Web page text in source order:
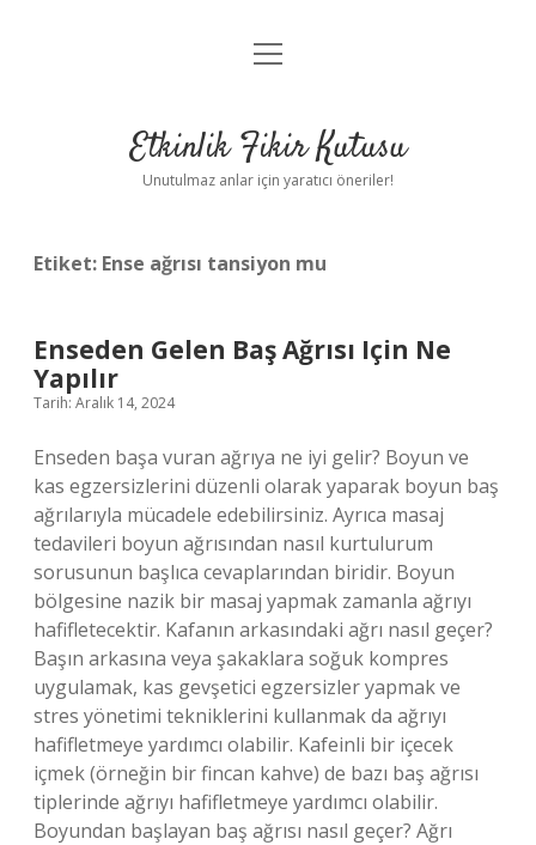
Anasayfa
Yasal Uyarı
menüyü
Etkinlik Fikir Kutusu
Unutulmaz anlar için yaratıcı öneriler!
Etiket: Ense ağrısı tansiyon mu
Enseden Gelen Baş Ağrısı Için Ne
Yapılır
Tarih: Aralık 14, 2024
Enseden başa vuran ağrıya ne iyi gelir? Boyun ve
kas egzersizlerini düzenli olarak yaparak boyun baş
ağrılarıyla mücadele edebilirsiniz. Ayrıca masaj
tedavileri boyun ağrısından nasıl kurtulurum
sorusunun başlıca cevaplarından biridir. Boyun
bölgesine nazik bir masaj yapmak zamanla ağrıyı
hafifletecektir. Kafanın arkasındaki ağrı nasıl geçer?
Başın arkasına veya şakaklara soğuk kompres
uygulamak, kas gevşetici egzersizler yapmak ve
stres yönetimi tekniklerini kullanmak da ağrıyı
hafifletmeye yardımcı olabilir. Kafeinli bir içecek
içmek (örneğin bir fincan kahve) de bazı baş ağrısı
tiplerinde ağrıyı hafifletmeye yardımcı olabilir.
Boyundan başlayan baş ağrısı nasıl geçer? Ağrı